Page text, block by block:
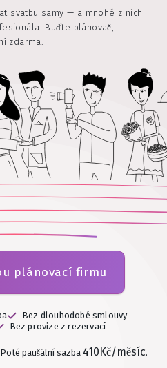
svatbu samy — a mnohé z nich
Buďte plánovač,
zdarma.
plánovací firmu
Bez dlouhodobé smlouvy
Bez provize z rezervací
Poté paušální sazba 410Kč/měsíc.